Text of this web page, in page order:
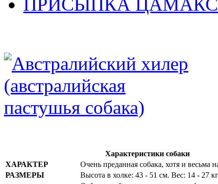
Характеристики собаки
ХАРАКТЕР
Очень преданная собака, хотя и весьма
РАЗМЕРЫ
Высота в холке: 43 - 51 см. Вес: 14 - 27